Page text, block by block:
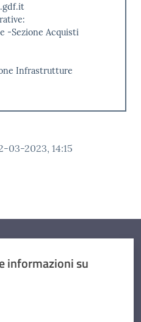
-Sezione Acquisti
Infrastrutture
03-2023, 14:15
informazioni su